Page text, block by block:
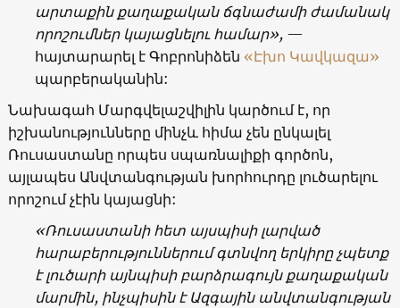
արտաքին քաղաքական ճգնաժամի ժամանակ
որոշումներ կայացնելու համար»,—
հայտարարել է Գոբրոնիձեն «Էխո Կավկազա»
պարբերականին:
Նախագահ Մարգվելաշվիլին կարծում է, որ
իշխանությունները մինչև հիմա չեն ընկալել
Ռուսաստանը որպես սպառնալիքի գործոն,
այլապես Անվտանգության խորհուրդը լուծարելու
որոշում չէին կայացնի:
«Ռուսաստանի հետ այսպիսի լարված
հարաբերություններում գտնվող երկիրը չպետք
է լուծարի այնպիսի բարձրագույն քաղաքական
մարմին, ինչպիսին է Ազգային անվտանգության